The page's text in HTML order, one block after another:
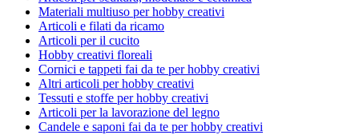
Materiali multiuso per hobby creativi
Articoli e filati da ricamo
Articoli per il cucito
Hobby creativi floreali
Cornici e tappeti fai da te per hobby creativi
Altri articoli per hobby creativi
Tessuti e stoffe per hobby creativi
Articoli per la lavorazione del legno
Candele e saponi fai da te per hobby creativi